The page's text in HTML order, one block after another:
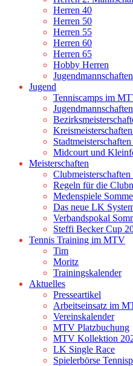
Herren 40
Herren 50
Herren 55
Herren 60
Herren 65
Hobby Herren
Jugend
Tenniscamps im
Midcourt und
Meisterschaften
Regeln für die
Medenspiele
Das neue LK
Verbandspokal
Steffi Becker Cup
Tennis Training im MTV
Tim
Moritz
Trainingskalender
Aktuelles
Presseartikel
Arbeitseinsatz im
Vereinskalender
MTV Platzbuchung
MTV Kollektion
LK Single Race
Spielerbörse